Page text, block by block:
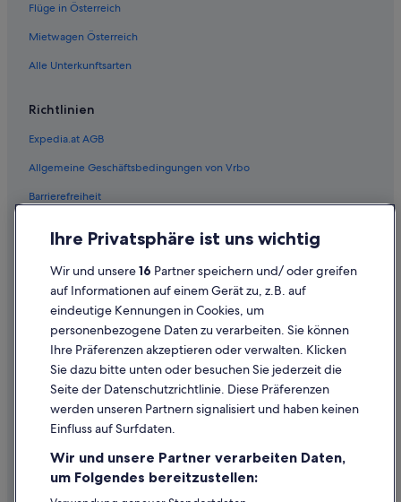
Hotels mit Restaurant in Seeboden
Hotels mit Sauna in Seeboden
Seeboden Hotels
Ferienwohnungen in Spittal an der Drau
B&B in Spittal an der Drau
Hotels mit Frühstück in Spittal an der Drau
Hotels mit Parkplatz in Spittal an der Drau
Haustierfreundliche in Spittal an der Drau
Independent Hotels in Spittal an der Drau
Romantik Hotel in Spittal an der Drau
Abenteuer in Spittal an der Drau
Hotels mit Wellnessbereich in Spittal an der Drau
Spittal an der Drau Hotels
Flüge in Österreich
Mietwagen Österreich
Alle Unterkunftsarten
Richtlinien
Expedia.at AGB
Allgemeine Geschäftsbedingungen von Vrbo
Barrierefreiheit
Rechtliche Hinweise/Kontakt
Inhaltsrichtlinien und Melden von Inhalten
Hilfe
Hilfe
Rückerstattungsprozess und Zeitrahmen
Ihre Privatsphäre ist uns wichtig
Wir und unsere16 Partner speichern und/ oder greifen
auf Informationen auf einem Gerät zu, z.B. auf
eindeutige Kennungen in Cookies, um
personenbezogene Daten zu verarbeiten. Sie können
Ihre Präferenzen akzeptieren oder verwalten. Klicken
Sie dazu bitte unten oder besuchen Sie jederzeit die
Seite der Datenschutzrichtlinie. Diese Präferenzen
werden unseren Partnern signalisiert und haben keinen
Einfluss auf Surfdaten.
Wir und unsere Partner verarbeiten Daten,
um Folgendes bereitzustellen: